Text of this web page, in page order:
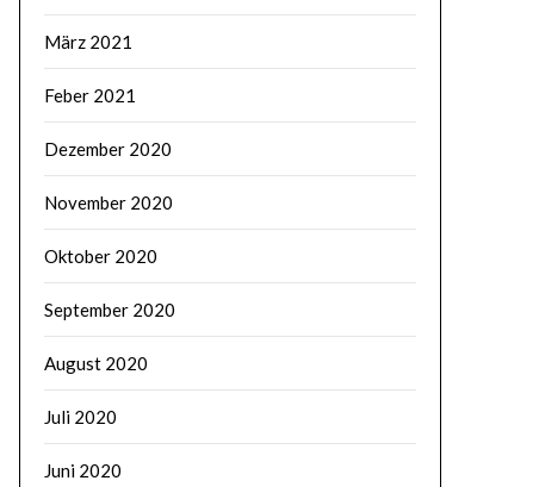
März 2021
Feber 2021
Dezember 2020
November 2020
Oktober 2020
September 2020
August 2020
Juli 2020
Juni 2020